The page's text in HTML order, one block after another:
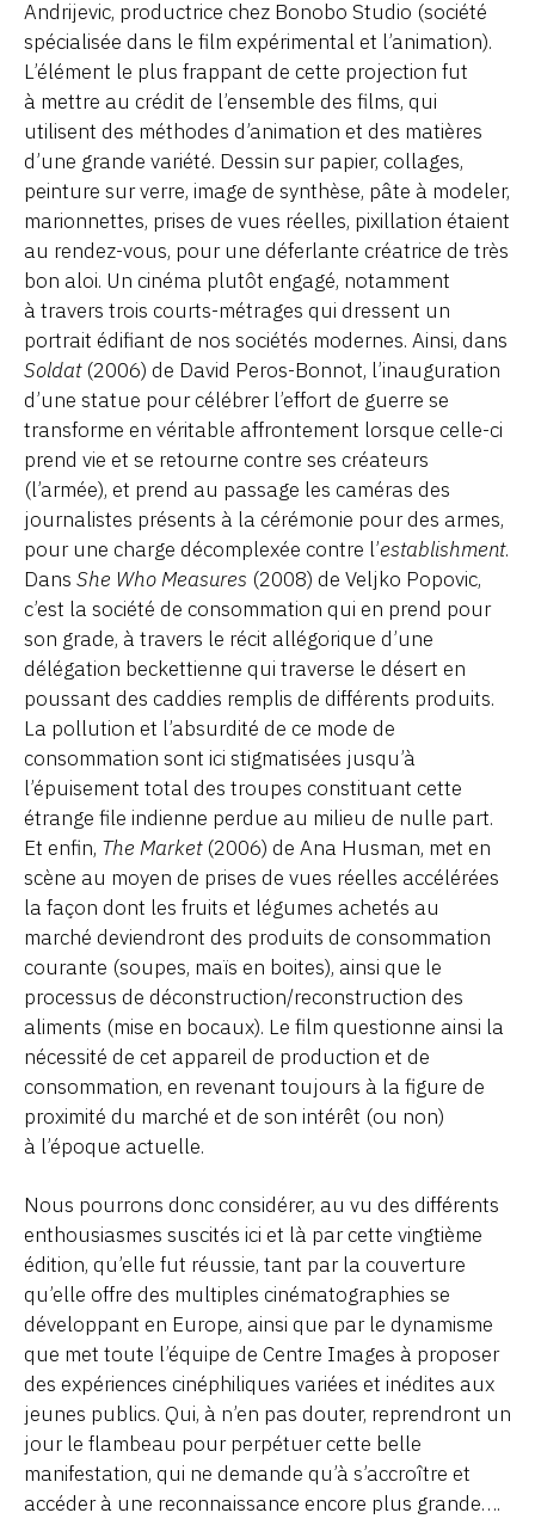
Andrijevic, productrice chez Bonobo Studio (société
spécialisée dans le film expérimental et l’animation).
L’élément le plus frappant de cette projection fut
à mettre au crédit de l’ensemble des films, qui
utilisent des méthodes d’animation et des matières
d’une grande variété. Dessin sur papier, collages,
peinture sur verre, image de synthèse, pâte à modeler,
marionnettes, prises de vues réelles, pixillation étaient
au rendez-vous, pour une déferlante créatrice de très
bon aloi. Un cinéma plutôt engagé, notamment
à travers trois courts-métrages qui dressent un
portrait édifiant de nos sociétés modernes. Ainsi, dans
Soldat(2006) de David Peros-Bonnot, l’inauguration
d’une statue pour célébrer l’effort de guerre se
transforme en véritable affrontement lorsque celle-ci
prend vie et se retourne contre ses créateurs
(l’armée), et prend au passage les caméras des
journalistes présents à la cérémonie pour des armes,
pour une charge décomplexée contre l’establishment.
Dans She Who Measures (2008) de Veljko Popovic,
c’est la société de consommation qui en prend pour
son grade, à travers le récit allégorique d’une
délégation beckettienne qui traverse le désert en
poussant des caddies remplis de différents produits.
La pollution et l’absurdité de ce mode de
consommation sont ici stigmatisées jusqu’à
l’épuisement total des troupes constituant cette
étrange file indienne perdue au milieu de nulle part.
Et enfin, The Market(2006) de Ana Husman, met en
scène au moyen de prises de vues réelles accélérées
la façon dont les fruits et légumes achetés au
marché deviendront des produits de consommation
courante (soupes, maïs en boites), ainsi que le
processus de déconstruction/reconstruction des
aliments (mise en bocaux). Le film questionne ainsi la
nécessité de cet appareil de production et de
consommation, en revenant toujours à la figure de
proximité du marché et de son intérêt (ou non)
à l’époque actuelle.
Nous pourrons donc considérer, au vu des différents
enthousiasmes suscités ici et là par cette vingtième
édition, qu’elle fut réussie, tant par la couverture
qu’elle offre des multiples cinématographies se
développant en Europe, ainsi que par le dynamisme
que met toute l’équipe de Centre Images à proposer
des expériences cinéphiliques variées et inédites aux
jeunes publics. Qui, à n’en pas douter, reprendront un
jour le flambeau pour perpétuer cette belle
manifestation, qui ne demande qu’à s’accroître et
accéder à une reconnaissance encore plus grande….